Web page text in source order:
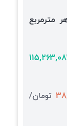
مترمربع
تومان/